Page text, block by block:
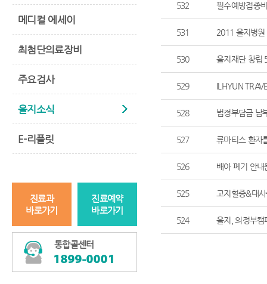
메디컬 에세이
최첨단의료장비
주요검사
을지소식
E-리플릿
진료과
바로가기
진료예약
바로가기
통합콜센터
532 필수예방접종
531 2011 을지병
530 을지재단 창립
529 ILHYUN
528 법정부담금 납
527 류마티스 환자
526 배아 폐기 안내
525 고지혈증&대
524 을지, 의정부캠